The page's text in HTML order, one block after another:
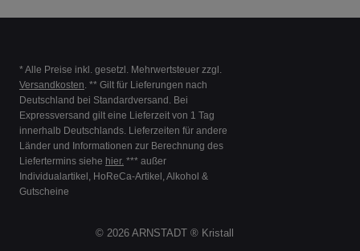
* Alle Preise inkl. gesetzl. Mehrwertsteuer zzgl.
Versandkosten. ** Gilt für Lieferungen nach
Deutschland bei Standardversand. Bei
Expressversand gilt eine Lieferzeit von 1 Tag
innerhalb Deutschlands. Lieferzeiten für andere
Länder und Informationen zur Berechnung des
Liefertermins siehe hier. *** außer
Individualartikel, HoReCa-Artikel, Alkohol &
Gutscheine
© 2026 ARNSTADT ® Kristall